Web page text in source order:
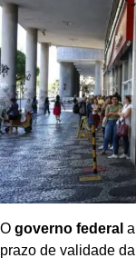
O governo federal
prazo de validade